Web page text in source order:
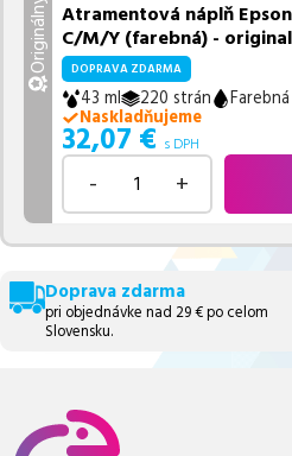
sme vám pomohli vybrať to
Originálny Atramentová náplň Epson
C/M/Y (farebná) - original
DOPRAVA ZDARMA
43 ml 220 strán
Farebná
Naskladňujeme
32,07 € s DPH
- +
Doprava zdarma
pri objednávke nad 29 € po celom
Slovensku.